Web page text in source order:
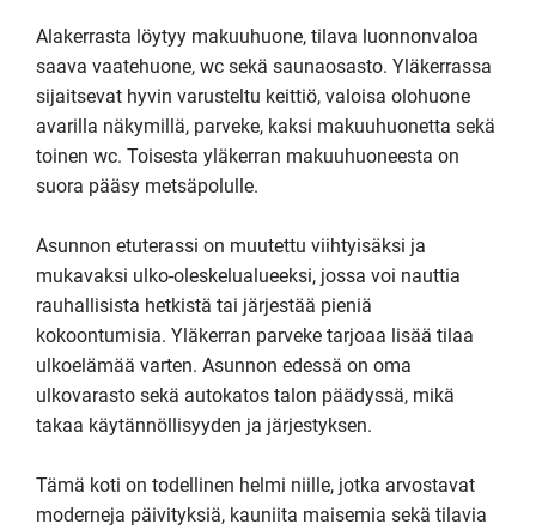
Alakerrasta löytyy makuuhuone, tilava luonnonvaloa
saava vaatehuone, wc sekä saunaosasto. Yläkerrassa
sijaitsevat hyvin varusteltu keittiö, valoisa olohuone
avarilla näkymillä, parveke, kaksi makuuhuonetta sekä
toinen wc. Toisesta yläkerran makuuhuoneesta on
suora pääsy metsäpolulle.
Asunnon etuterassi on muutettu viihtyisäksi ja
mukavaksi ulko-oleskelualueeksi, jossa voi nauttia
rauhallisista hetkistä tai järjestää pieniä
kokoontumisia. Yläkerran parveke tarjoaa lisää tilaa
ulkoelämää varten. Asunnon edessä on oma
ulkovarasto sekä autokatos talon päädyssä, mikä
takaa käytännöllisyyden ja järjestyksen.
Tämä koti on todellinen helmi niille, jotka arvostavat
moderneja päivityksiä, kauniita maisemia sekä tilavia